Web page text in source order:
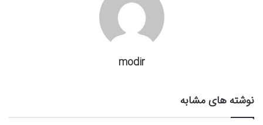
modir
نوشته های مشابه